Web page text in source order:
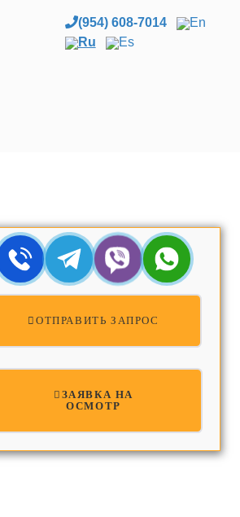
(954) 608-7014
En
Ru
Es
ОТПРАВИТЬ ЗАПРОС
ЗАЯВКА НА
ОСМОТР